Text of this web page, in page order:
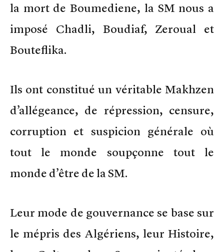
la mort de Boumediene, la SM nous a
imposé Chadli, Boudiaf, Zeroual et
Bouteflika.
Ils ont constitué un véritable Makhzen
d’allégeance, de répression, censure,
corruption et suspicion générale où
tout le monde soupçonne tout le
monde d’être de la SM.
Leur mode de gouvernance se base sur
le mépris des Algériens, leur Histoire,